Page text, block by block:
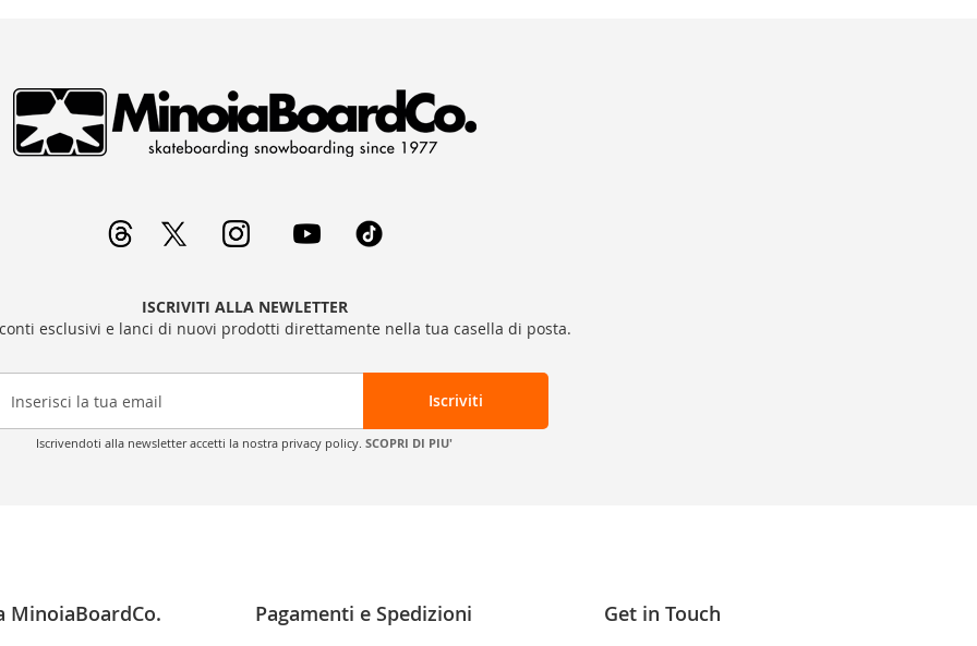
ISCRIVITI ALLA NEWLETTER
esclusivi e lanci di nuovi prodotti direttamente nella tua casella di posta.
Iscriviti
Iscrivendoti alla newsletter accetti la nostra privacy policy. SCOPRI DI PIU'
MinoiaBoardCo. Pagamenti e Spedizioni Get in Touch